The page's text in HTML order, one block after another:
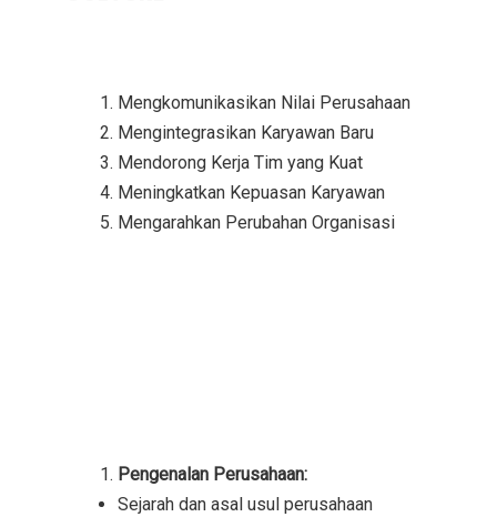
Mengkomunikasikan Nilai Perusahaan
Mengintegrasikan Karyawan Baru
Mendorong Kerja Tim yang Kuat
Meningkatkan Kepuasan Karyawan
Mengarahkan Perubahan Organisasi
Pengenalan Perusahaan:
Sejarah dan asal usul perusahaan